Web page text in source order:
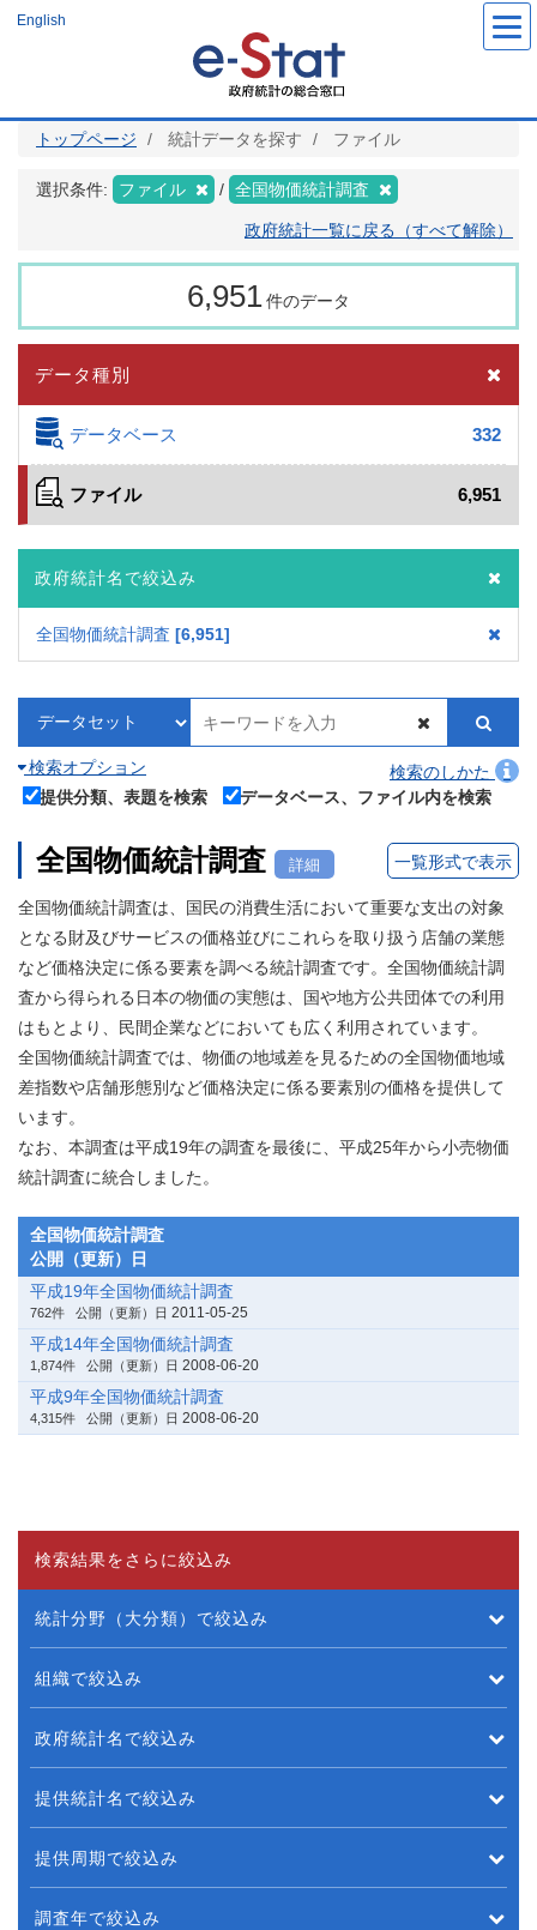
ツ
English
トップページ 統計データを探す ファイル
選択条件: ファイル 全国物価統計調査
政府統計一覧に戻る（すべて解除）
6,951件のデータ
データ種別
データベース 332
ファイル 6,951
政府統計名で絞込み
全国物価統計調査 6,951
検索オプション
検索のしかた
提供分類、表題を検索
データベース、ファイル内を検索
全国物価統計調査 詳細 一覧形式で表示
全国物価統計調査は、国民の消費生活において重要な支出の対象
となる財及びサービスの価格並びにこれらを取り扱う店舗の業態
など価格決定に係る要素を調べる統計調査です。全国物価統計調
査から得られる日本の物価の実態は、国や地方公共団体での利用
はもとより、民間企業などにおいても広く利用されています。
全国物価統計調査では、物価の地域差を見るための全国物価地域
差指数や店舗形態別など価格決定に係る要素別の価格を提供して
います。
なお、本調査は平成19年の調査を最後に、平成25年から小売物価
統計調査に統合しました。
全国物価統計調査
公開（更新）日
平成19年全国物価統計調査
762件 公開（更新）日 2011-05-25
平成14年全国物価統計調査
1,874件 公開（更新）日 2008-06-20
平成9年全国物価統計調査
4,315件 公開（更新）日 2008-06-20
検索結果をさらに絞込み
統計分野（大分類）で絞込み
組織で絞込み
政府統計名で絞込み
提供統計名で絞込み
提供周期で絞込み
調査年で絞込み